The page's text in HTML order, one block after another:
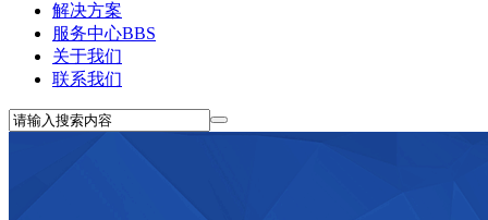
解决方案
服务中心BBS
关于我们
联系我们